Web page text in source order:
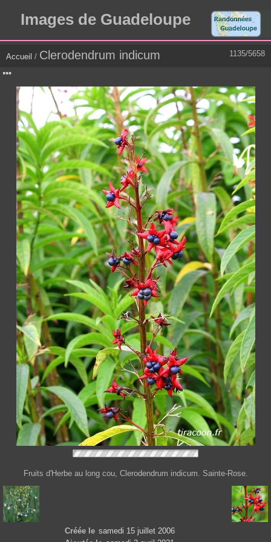
Images de Guadeloupe
1135/5658
Accueil / Clerodendrum indicum
Fruits d'Herbe au long cou, Clerodendrum indicum. Sainte-Rose.
Créée le samedi 15 juillet 2006